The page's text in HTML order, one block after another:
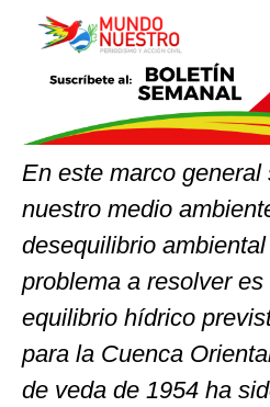
En este marco general
nuestro medio
desequilibrio
problema a resolver
equilibrio hídrico
para la Cuenca
de veda de 1954 ha